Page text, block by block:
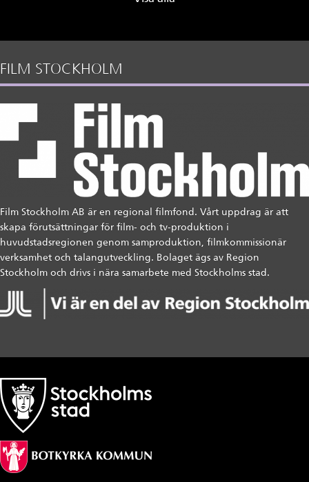
FILM STOCKHOLM
Film Stockholm AB är en regional filmfond. Vårt uppdrag är att
skapa förutsättningar för film- och tv-produktion i
huvudstadsregionen genom samproduktion, filmkommissionär
verksamhet och talangutveckling. Bolaget ägs av Region
Stockholm och drivs i nära samarbete med Stockholms stad.